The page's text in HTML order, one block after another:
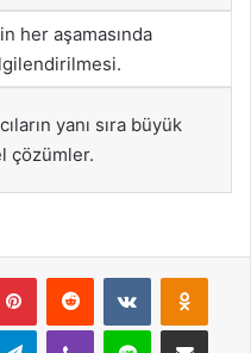
her aşamasında
yanı sıra büyük
çözümler.
PinterestReddit VKontakte
TelegramViber Line E-Posta ile